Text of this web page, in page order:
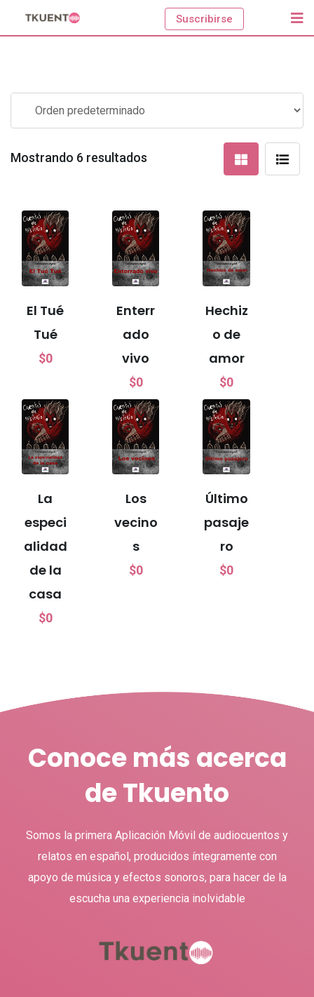
Suscribirse
Mostrando 6 resultados
El Tué
Tué
$0
Enterr
ado
vivo
$0
Hechiz
o de
amor
$0
La
especi
alidad
de la
casa
$0
Los
vecino
s
$0
Último
pasaje
ro
$0
Conoce más acerca
de Tkuento
Somos la primera Aplicación Móvil de audiocuentos y
relatos en español, producidos íntegramente con
apoyo de música y efectos sonoros, para hacer de la
escucha una experiencia inolvidable